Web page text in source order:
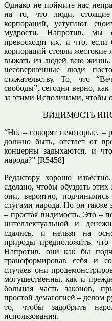
Однако не поймите нас
на то, что люди, стоящие
корпораций, уступают
мудрости. Напротив,
превосходят их, и что,
корпораций стояли
выжать из людей всю
несовершенные люди
стяжательству. То, что
свободы”, сегодня верно,
за этими Исполинами, чтобы
ВИДИМОСТЬ
“Но, – говорят некоторые, –
должно быть, отстает от
концерны задыхаются, и
народа?” [R5458]
Редактору хорошо
сделано, чтобы обуздать
они, вероятно,
слугами народа. Но он также
– простая видимость. Это –
интеллектуальной и
сдались, и нельзя на
природы предположить, что
Напротив, они как бы
трансформировав себя и
случаев они
могущественны, как и
большая часть законов,
простой демагогией – делом
то, чтобы задобрить
использования.